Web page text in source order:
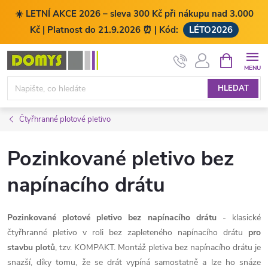
☀️ LETNÍ AKCE 2026 – sleva 300 Kč při nákupu nad 3.000
Kč | Platnost do 21.9.2026 ⏰ | Kód:
LÉTO2026
Přejít
obsah
HLEDAT
NÁKUPNÍ
KOŠÍK
Čtyřhranné plotové pletivo
Pozinkované pletivo bez
napínacího drátu
Pozinkované plotové pletivo bez napínacího drátu- klasické
čtyřhranné pletivo v roli bez zapleteného napínacího drátu pro
stavbu plotů, tzv. KOMPAKT. Montáž pletiva bez napínacího drátu je
snazší, díky tomu, že se drát vypíná samostatně a lze ho snáze